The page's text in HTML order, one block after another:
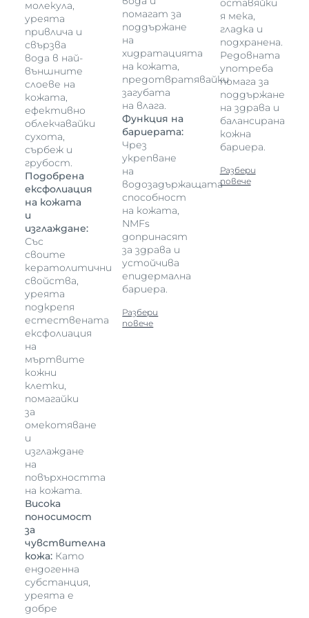
молекула,
уреята
привлича и
свързва
вода в най-
външните
слоеве на
кожата,
ефективно
облекчавайки
сухота,
сърбеж и
грубост.
Подобрена
ексфолиация
на кожата
и
изглаждане:
Със
своите
кератолитични
свойства,
уреята
подкрепя
естествената
ексфолиация
на
мъртвите
кожни
клетки,
помагайки
за
омекотяване
и
изглаждане
на
повърхността
на кожата.
Висока
поносимост
за
чувствителна
кожа:Като
ендогенна
субстанция,
уреята е
добре
помагат за
поддържане
на
хидратацията
на кожата,
предотвратявайки
загубата
на влага.
Функция на
бариерата:
Чрез
укрепване
на
водозадържащата
способност
на кожата,
NMFs
допринасят
за здрава и
устойчива
епидермална
бариера.
Разбери
повече
оставяйки
я мека,
гладка и
подхранена.
Редовната
употреба
помага за
поддържане
на здрава и
балансирана
кожна
бариера.
Разбери
повече